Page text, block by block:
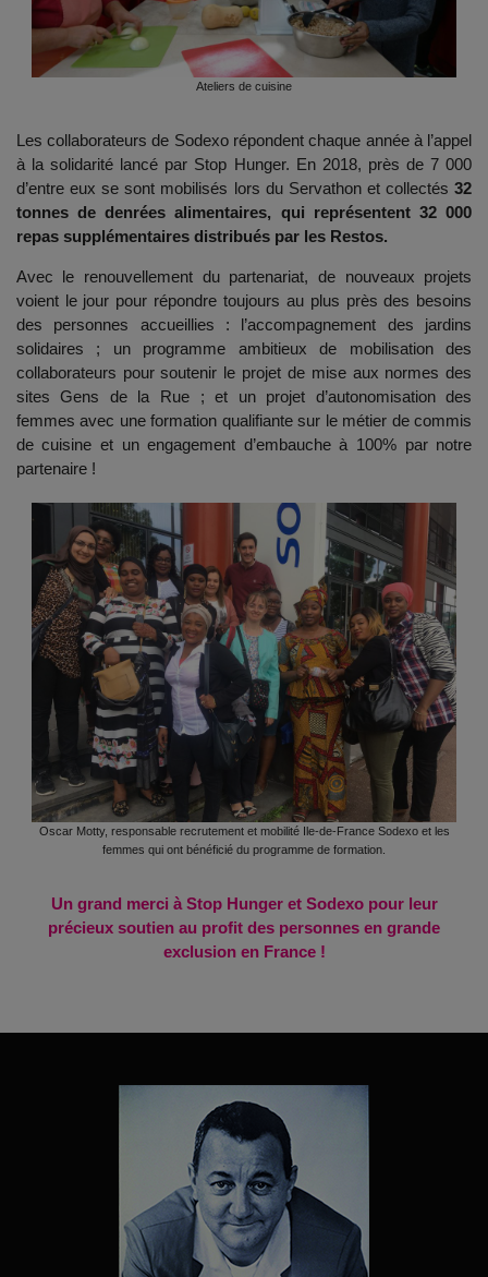
Ateliers de cuisine
Les collaborateurs de Sodexo répondent chaque année à l’appel
à la solidarité lancé par Stop Hunger. En 2018, près de 7 000
d’entre eux se sont mobilisés lors du Servathon et collectés32
tonnes de denrées alimentaires, qui représentent 32 000
repas supplémentaires distribués par les Restos.
Avec le renouvellement du partenariat, de nouveaux projets
voient le jour pour répondre toujours au plus près des besoins
des personnes accueillies : l’accompagnement des jardins
solidaires ; un programme ambitieux de mobilisation des
collaborateurs pour soutenir le projet de mise aux normes des
sites Gens de la Rue ; et un projet d’autonomisation des
femmes avec une formation qualifiante sur le métier de commis
de cuisine et un engagement d’embauche à 100% par notre
partenaire !
Oscar Motty, responsable recrutement et mobilité Ile-de-France Sodexo et les
femmes qui ont bénéficié du programme de formation.
Un grand merci à Stop Hunger et Sodexo pour leur
précieux soutien au profit des personnes en grande
exclusion en France !